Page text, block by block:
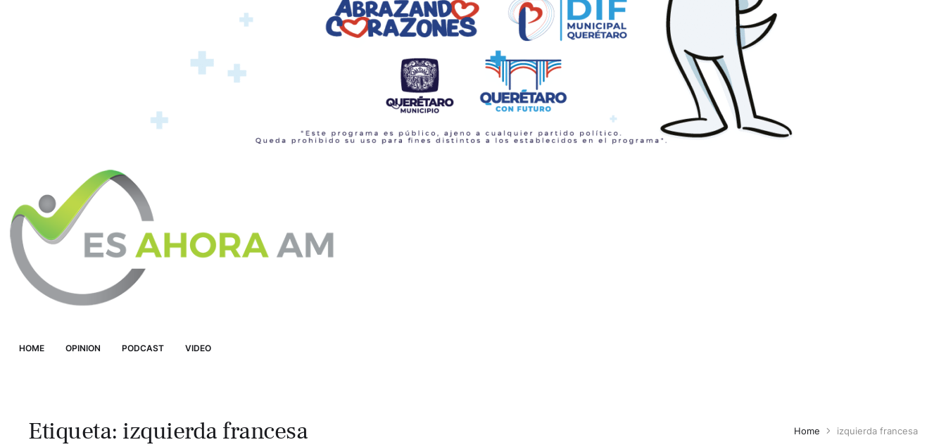
HOME OPINION PODCAST VIDEO
Etiqueta: izquierda francesa Home izquierda francesa